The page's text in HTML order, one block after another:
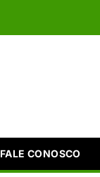
FALE CONOSCO